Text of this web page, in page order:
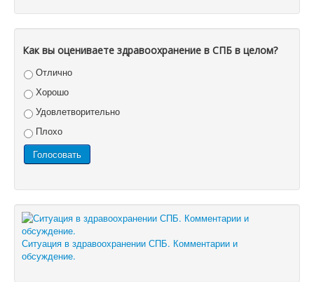
Как вы оцениваете здравоохранение в СПБ в целом?
Отлично
Хорошо
Удовлетворительно
Плохо
Ситуация в здравоохранении СПБ. Комментарии и
обсуждение.